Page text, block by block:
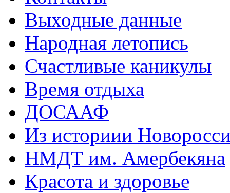
Выходные данные
Народная летопись
Счастливые каникулы
Время отдыха
ДОСААФ
Из историии
НМДТ им. Амербекяна
Красота и здоровье